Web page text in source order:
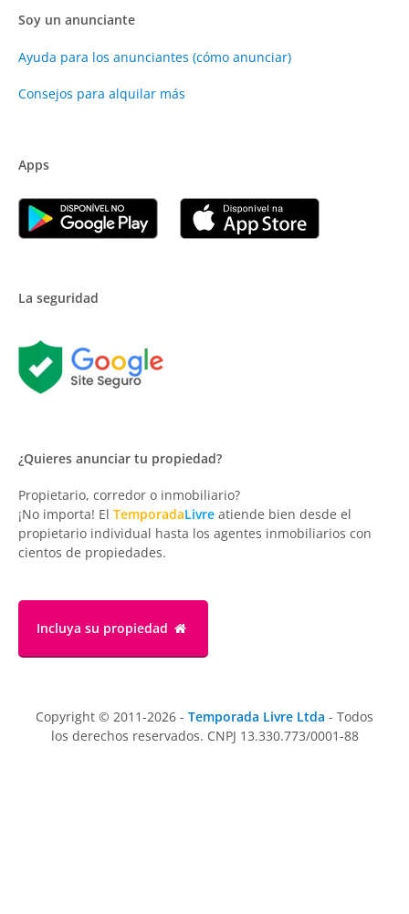
Soy un anunciante
Ayuda para los anunciantes (cómo anunciar)
Consejos para alquilar más
Apps
La seguridad
¿Quieres anunciar tu propiedad?
Propietario, corredor o inmobiliario?
¡No importa! El TemporadaLivre atiende bien desde el
propietario individual hasta los agentes inmobiliarios con
cientos de propiedades.
Incluya su propiedad
Copyright © 2011-2026 - Temporada Livre Ltda - Todos
los derechos reservados. CNPJ 13.330.773/0001-88